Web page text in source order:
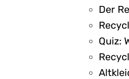
Der
Quiz: